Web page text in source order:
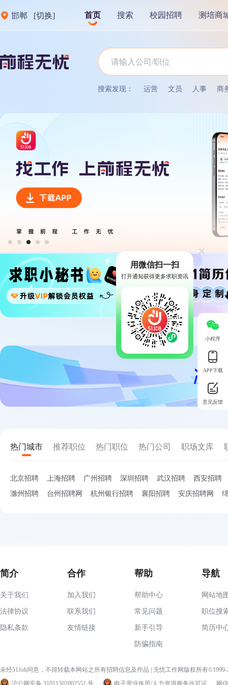
邯郸 [切换] 首页 搜索 校园招聘 测培商
搜索发现： 运营 文员 人事 商
热门城市 推荐职位 热门职位 热门公司 职场文库
北京招聘 上海招聘 广州招聘 深圳招聘 武汉招聘
西安招聘
滁州招聘
台州招聘网 杭州银行招聘 襄阳招聘 安庆招聘网
简介
关于我们
法律协议
隐私条款
合作
加入我们
联系我们
友情链接
帮助
帮助中心
常见问题
新手引导
防骗指南
导航
网站地
职位搜
简历中
未经51Job同意，不得转载本网站之所有招聘信息及作品 | 无忧工作网版权所有
沪公网安备 31011502002551 号
电子营业执照/人力资源服务许可证 网
小程序
APP下载
意见反馈
用微信扫一扫
打开通知获得更多求职资讯